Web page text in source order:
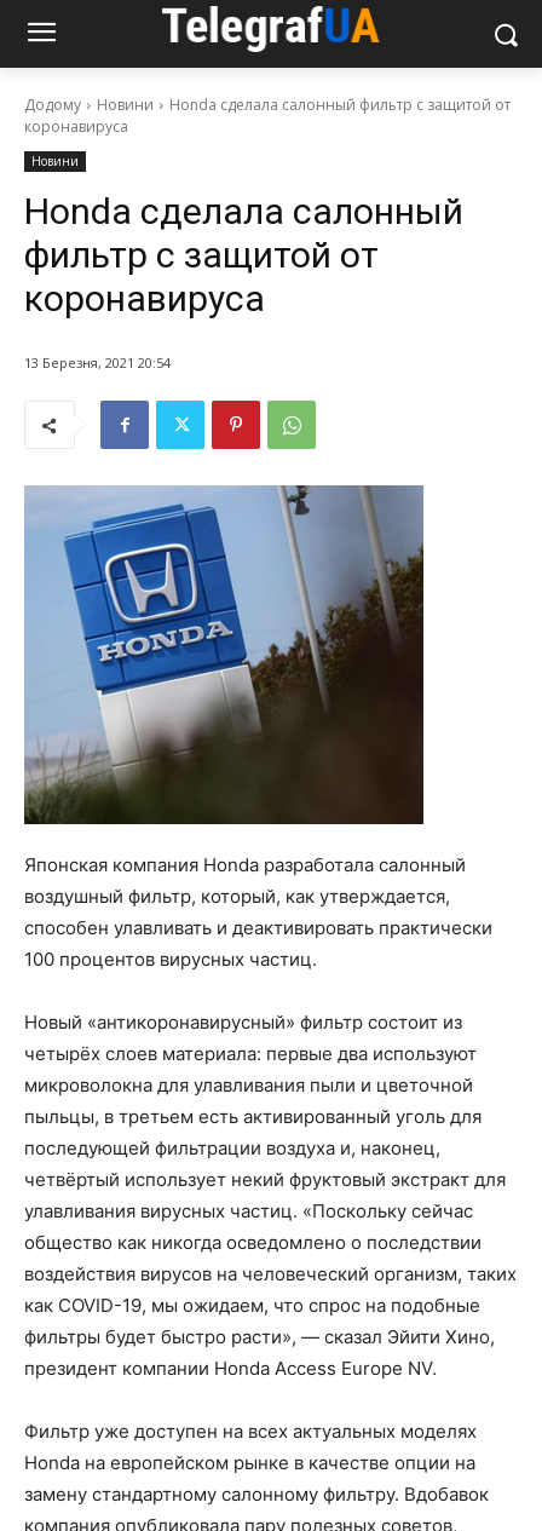
Додому Новини
Honda сделала салонный фильтр с защитой от
коронавируса
Новини
Honda сделала салонный
фильтр с защитой от
коронавируса
13 Березня, 2021 20:54
Японская компания Honda разработала салонный
воздушный фильтр, который, как утверждается,
способен улавливать и деактивировать практически
100 процентов вирусных частиц.
Новый «антикоронавирусный» фильтр состоит из
четырёх слоев материала: первые два используют
микроволокна для улавливания пыли и цветочной
пыльцы, в третьем есть активированный уголь для
последующей фильтрации воздуха и, наконец,
четвёртый использует некий фруктовый экстракт для
улавливания вирусных частиц. «Поскольку сейчас
общество как никогда осведомлено о последствии
воздействия вирусов на человеческий организм, таких
как COVID-19, мы ожидаем, что спрос на подобные
фильтры будет быстро расти», — сказал Эйити Хино,
президент компании Honda Access Europe NV.
Фильтр уже доступен на всех актуальных моделях
Honda на европейском рынке в качестве опции на
замену стандартному салонному фильтру. Вдобавок
компания опубликовала пару полезных советов,